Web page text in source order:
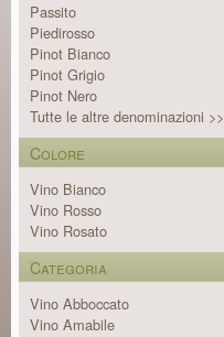
Passito
Piedirosso
Pinot Bianco
Pinot Grigio
Pinot Nero
Tutte le altre denominazioni >>
Colore
Vino Bianco
Vino Rosso
Vino Rosato
Categoria
Vino Abboccato
Vino Amabile